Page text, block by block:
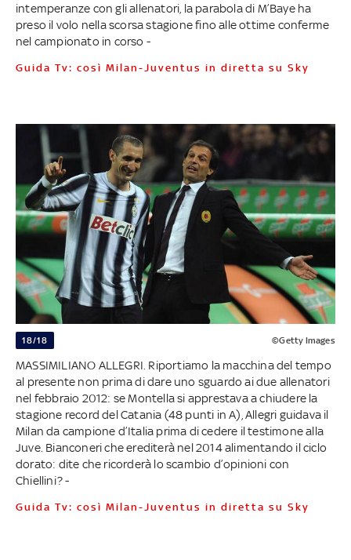
intemperanze con gli allenatori, la parabola di M’Baye ha
preso il volo nella scorsa stagione fino alle ottime conferme
nel campionato in corso -
Guida Tv: così Milan-Juventus in diretta su Sky
18/18 ©Getty Images
MASSIMILIANO ALLEGRI. Riportiamo la macchina del tempo
al presente non prima di dare uno sguardo ai due allenatori
nel febbraio 2012: se Montella si apprestava a chiudere la
stagione record del Catania (48 punti in A), Allegri guidava il
Milan da campione d’Italia prima di cedere il testimone alla
Juve. Bianconeri che erediterà nel 2014 alimentando il ciclo
dorato: dite che ricorderà lo scambio d’opinioni con
Chiellini? -
Guida Tv: così Milan-Juventus in diretta su Sky